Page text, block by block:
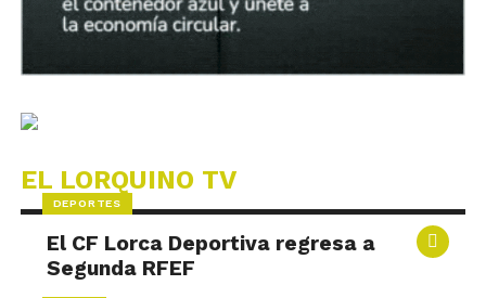
EL LORQUINO TV
DEPORTES
El CF Lorca Deportiva regresa a
Segunda RFEF